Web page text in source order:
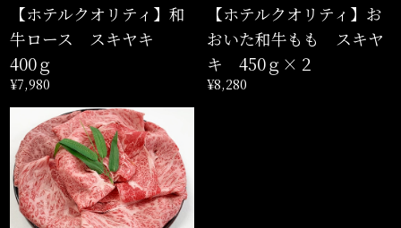
【ホテルクオリティ】和
牛ロース スキヤキ
400ｇ
¥7,980
【ホテルクオリティ】お
おいた和牛もも スキヤ
キ 450ｇ×２
¥8,280